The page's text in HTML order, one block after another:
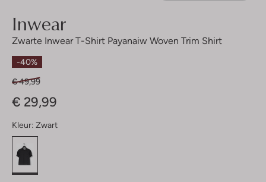
Inwear
Zwarte Inwear T-Shirt Payanaiw Woven Trim Shirt
-40%
€ 49,99
€ 29,99
Kleur: Zwart